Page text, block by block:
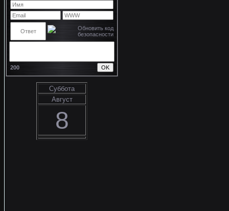
200
Суббота
Август
8